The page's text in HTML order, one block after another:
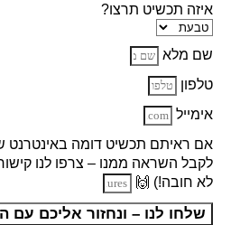
איזה תכשיט תרצו?
שם מלא
טלפון
אימייל
אם ראיתם תכשיט דומה באינטרנט
לקבל השראה ממנו – צרפו לנו
לא חובה!) 🙌
שלחו לנו – ונחזור אליכם עם